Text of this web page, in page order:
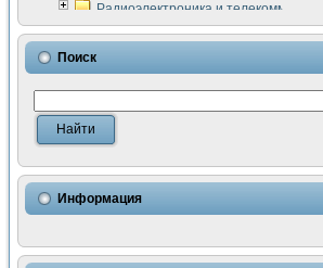
Радиоэлектроника и
LabVIEW в расчетах
Аппаратно-программный
Виртуальный лабораторный
Измерение шумовых
Измерительный
Использование NI LabVIEW для
Исследовние возможности
Математическое
Применение
Поиск
Информация